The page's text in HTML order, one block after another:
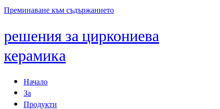
Преминаване към съдържанието
решения за циркониева
керамика
Начало
За
Продукти